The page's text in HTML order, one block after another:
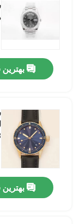
خونه
ویدیو
درباره ما
تور کارخانه